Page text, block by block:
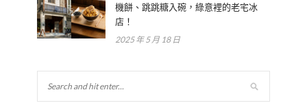
機餅、跳跳糖入碗，綠意裡的老宅冰
店！
2025 年 5 月 18 日